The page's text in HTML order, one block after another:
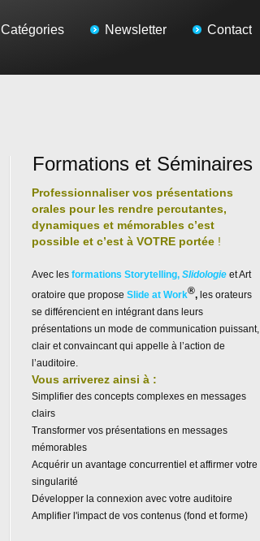
Catégories Newsletter Contact
Formations et Séminaires
Professionnaliser vos présentations
orales pour les rendre percutantes,
dynamiques et mémorables c’est
possible et c’est à VOTRE portée !
Avec les formations Storytelling, Slidologie et Art
oratoire que propose Slide at Work®, les orateurs
se différencient en intégrant dans leurs
présentations un mode de communication puissant,
clair et convaincant qui appelle à l’action de
l’auditoire.
Vous arriverez ainsi à :
Simplifier des concepts complexes en messages
clairs
Transformer vos présentations en messages
mémorables
Acquérir un avantage concurrentiel et affirmer votre
singularité
Développer la connexion avec votre auditoire
Amplifier l'impact de vos contenus (fond et forme)